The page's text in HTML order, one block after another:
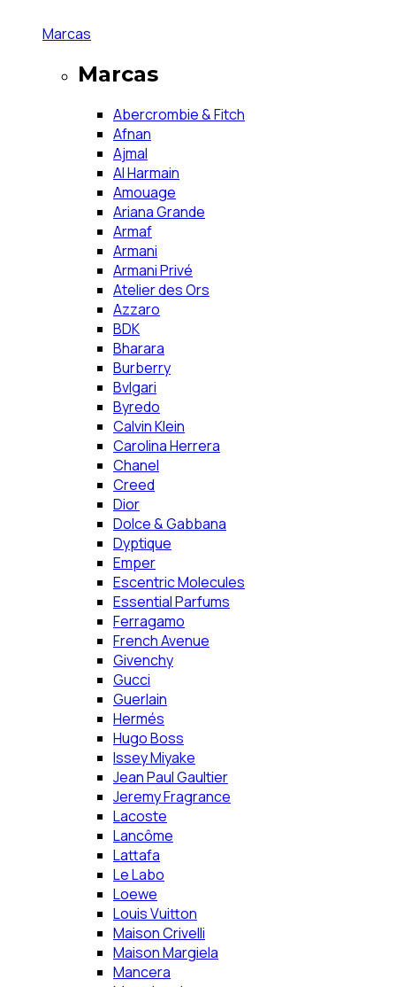
Marcas
Marcas
Abercrombie & Fitch
Afnan
Ajmal
Al Harmain
Amouage
Ariana Grande
Armaf
Armani
Armani Privé
Atelier des Ors
Azzaro
BDK
Bharara
Burberry
Bvlgari
Byredo
Calvin Klein
Carolina Herrera
Chanel
Creed
Dior
Dolce & Gabbana
Dyptique
Emper
Escentric Molecules
Essential Parfums
Ferragamo
French Avenue
Givenchy
Gucci
Guerlain
Hermés
Hugo Boss
Issey Miyake
Jean Paul Gaultier
Jeremy Fragrance
Lacoste
Lancôme
Lattafa
Le Labo
Loewe
Louis Vuitton
Maison Crivelli
Maison Margiela
Mancera